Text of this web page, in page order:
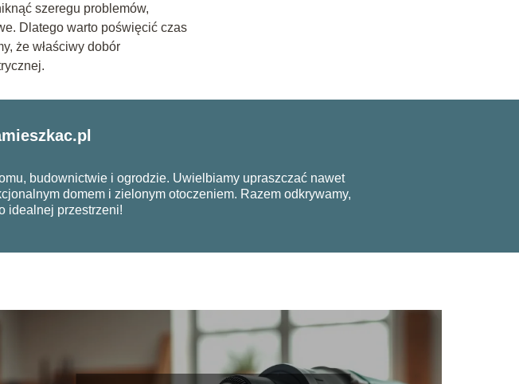
szeregu problemów,
Dlatego warto poświęcić czas
że właściwy dobór
budownictwie i ogrodzie. Uwielbiamy upraszczać nawet
domem i zielonym otoczeniem. Razem odkrywamy,
idealnej przestrzeni!